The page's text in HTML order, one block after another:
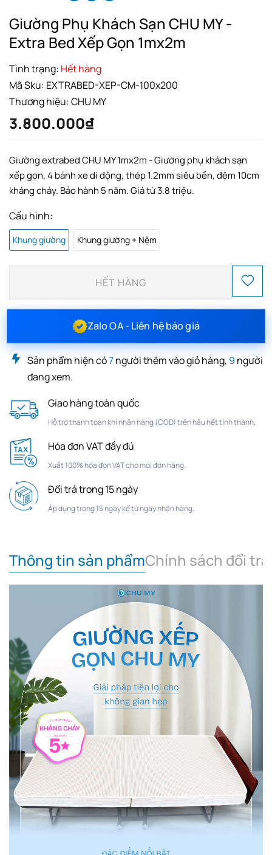
Giường Phụ Khách Sạn CHU MY -
Extra Bed Xếp Gọn 1mx2m
Tình trạng: Hết hàng
Mã Sku: EXTRABED-XEP-CM-100x200
Thương hiệu:CHU MY
3.800.000₫
Giường extrabed CHU MY 1mx2m - Giường phụ khách sạn
xếp gọn, 4 bánh xe di động, thép 1.2mm siêu bền, đệm 10cm
kháng cháy. Bảo hành 5 năm. Giá từ 3.8 triệu.
Cấu hình:
Khung giường Khung giường + Nệm
HẾT HÀNG
Zalo OA - Liên hệ báo giá
Sản phẩm hiện có7người thêm vào giỏ hàng, 9 người
đang xem.
Giao hàng toàn quốc
Hỗ trợ thanh toán khi nhận hàng (COD) trên hầu hết tỉnh thành.
Hóa đơn VAT đầy đủ
Xuất 100% hóa đơn VAT cho mọi đơn hàng.
Đổi trả trong 15 ngày
Áp dụng trong 15 ngày kể từ ngày nhận hàng.
Thông tin sản phẩmChính sách đổi trả